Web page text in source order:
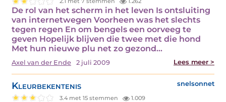
De rol van het scherm in het leven Is ontsluiting
van internetwegen Voorheen was het slechts
tegen regen En om bengels een oorveeg te
geven Hopelijk blijven die twee met die hond
Met hun nieuwe plu net zo gezond…
Axel van der Ende 2 juli 2009 Lees meer >
Kleurbekentenis snelsonnet
3.4 met 15 stemmen 1.009